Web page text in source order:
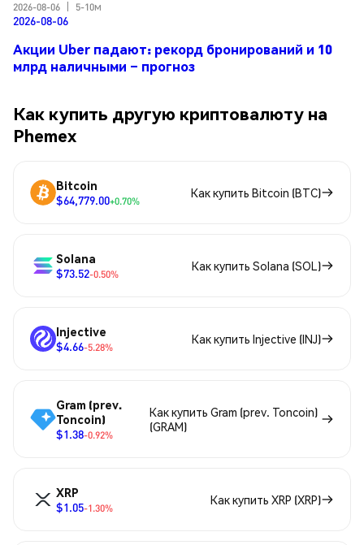
2026-08-06
5-10м
2026-08-06
Акции Uber падают: рекорд бронирований и 10
млрд наличными – прогноз
Как купить другую криптовалюту на
Phemex
Bitcoin
$64,779.00+0.70%
Как купить Bitcoin (BTC)
Solana
$73.52-0.50%
Как купить Solana (SOL)
Injective
$4.66-5.28%
Как купить Injective (INJ)
Gram (prev.
Toncoin)
$1.38-0.92%
Как купить Gram (prev. Toncoin)
(GRAM)
XRP
$1.05-1.30%
Как купить XRP (XRP)